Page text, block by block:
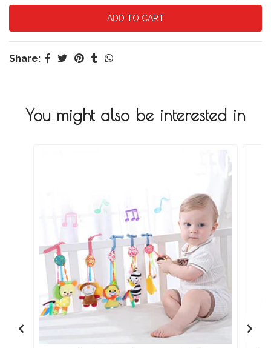
Share:
You might also be interested in